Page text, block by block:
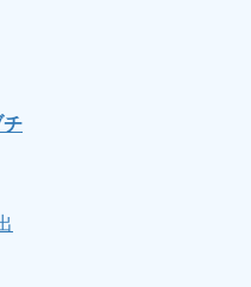
チ